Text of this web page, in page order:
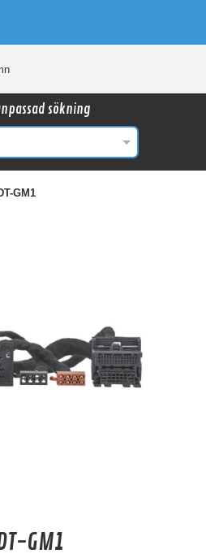
sökning
GM1
från MONOLITH och
GM1